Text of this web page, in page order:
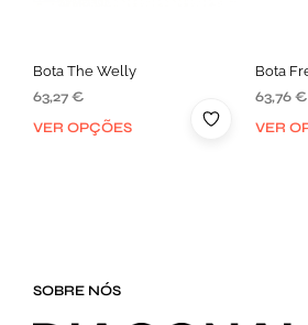
Bota The Welly
63,27€
VER OPÇÕES
Bota
63,76€
VER
SOBRE NÓS